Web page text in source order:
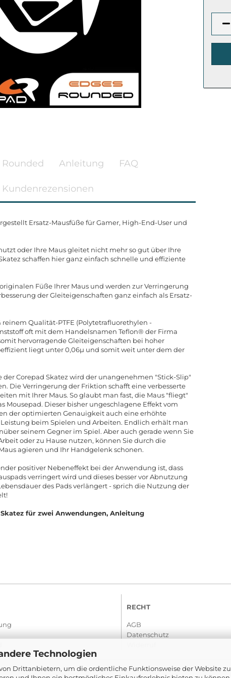
Technologien
Drittanbietern, um die ordentliche Funktionsweise der Website zu
Rounded Anleitung FAQ
Kundenrezensionen
Ersatz-Mausfüße für Gamer, High-End-User und
oder Ihre Maus gleitet nicht mehr so gut über Ihre
schaffen hier ganz einfach schnelle und effiziente
Füße Ihrer Maus und werden zur Verringerung
der Gleiteigenschaften ganz einfach als Ersatz-
reinem Qualität-PTFE (Polytetrafluorethylen -
oft mit dem Handelsnamen Teflon® der Firma
hervorragende Gleiteigenschaften bei hoher
liegt unter 0,06µ und somit weit unter dem der
Corepad Skatez wird der unangenehmen "Stick-Slip"
Die Verringerung der Friktion schafft eine verbesserte
mit Ihrer Maus. So glaubt man fast, die Maus "fliegt"
Mousepad. Dieser bisher ungeschlagene Effekt vom
der optimierten Genauigkeit auch eine erhöhte
beim Spielen und Arbeiten. Endlich erhält man
seinem Gegner im Spiel. Aber auch gerade wenn Sie
oder zu Hause nutzen, können Sie durch die
agieren und Ihr Handgelenk schonen.
positiver Nebeneffekt bei der Anwendung ist, dass
verringert wird und dieses besser vor Abnutzung
des Pads verlängert - sprich die Nutzung der
für zwei Anwendungen, Anleitung
RECHT
AGB
Datenschutz